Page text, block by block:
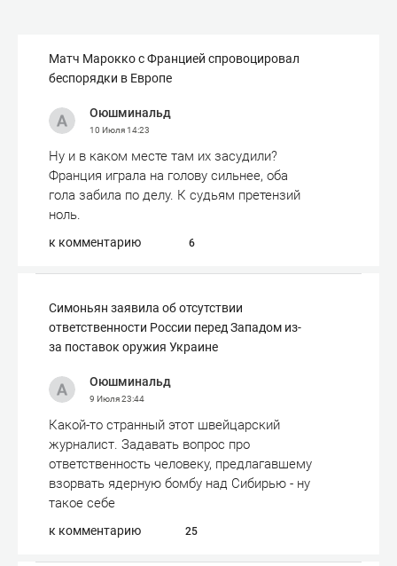
Матч Марокко с Францией спровоцировал
беспорядки в Европе
Оюшминальд
10 Июля14:23
Ну и в каком месте там их засудили?
Франция играла на голову сильнее, оба
гола забила по делу. К судьям претензий
ноль.
к комментарию 6
Симоньян заявила об отсутствии
ответственности России перед Западом из-
за поставок оружия Украине
Оюшминальд
9 Июля23:44
Какой-то странный этот швейцарский
журналист. Задавать вопрос про
ответственность человеку, предлагавшему
взорвать ядерную бомбу над Сибирью - ну
такое себе
к комментарию 25